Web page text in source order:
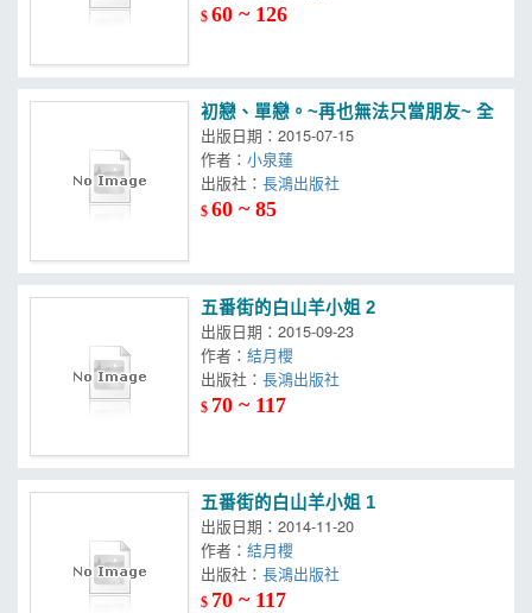
$60 ~ 126
初戀、單戀。~再也無法只當朋友~ 全
出版日期：2015-07-15
作者：小泉蓮
出版社：
$60 ~ 85
五番街的白山羊小姐 2
出版日期：2015-09-23
作者：結月櫻
出版社：
$ 70 ~ 117
五番街的白山羊小姐 1
出版日期：2014-11-20
作者：結月櫻
出版社：
$ 70 ~ 117